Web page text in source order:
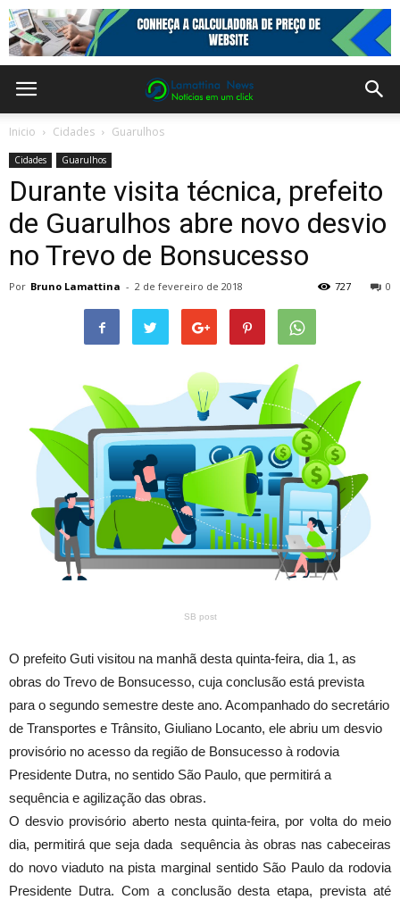
Inicio Cidades Guarulhos
Cidades Guarulhos
Durante visita técnica, prefeito
de Guarulhos abre novo desvio
no Trevo de Bonsucesso
Por Bruno Lamattina - 2 de fevereiro de 2018 0
727
SB post
O prefeito Guti visitou na manhã desta quinta-feira, dia 1, as
obras do Trevo de Bonsucesso, cuja conclusão está prevista
para o segundo semestre deste ano. Acompanhado do secretário
de Transportes e Trânsito, Giuliano Locanto, ele abriu um desvio
provisório no acesso da região de Bonsucesso à rodovia
Presidente Dutra, no sentido São Paulo, que permitirá a
sequência e agilização das obras.
O desvio provisório aberto nesta quinta-feira, por volta do meio
dia, permitirá que seja dada sequência às obras nas cabeceiras
do novo viaduto na pista marginal sentido São Paulo da rodovia
Presidente Dutra. Com a conclusão desta etapa, prevista até